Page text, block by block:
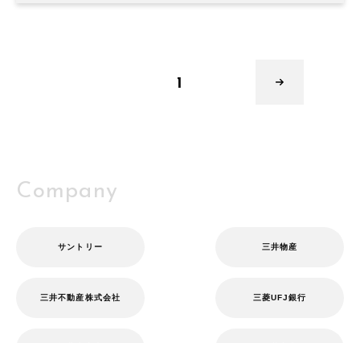
1
Company
サントリー 三井物産
三井不動産株式会社 三菱UFJ銀行